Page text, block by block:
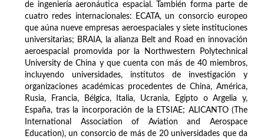
de ingeniería aeronáutica espacial. También forma parte de
cuatro redes internacionales: ECATA, un consorcio europeo
que aúna nueve empresas aeroespaciales y siete instituciones
universitarias; BRAIA, la alianza Belt and Road en innovación
aeroespacial promovida por la Northwestern Polytechnical
University de China y que cuenta con más de 40 miembros,
incluyendo universidades, institutos de investigación y
organizaciones académicas procedentes de China, América,
Rusia, Francia, Bélgica, Italia, Ucrania, Egipto o Argelia y,
España, tras la incorporación de la ETSIAE; ALICANTO (The
International Association of Aviation and Aerospace
Education), un consorcio de más de 20 universidades que da